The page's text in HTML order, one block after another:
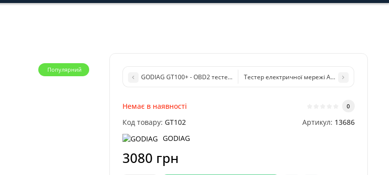
Популярний
GODIAG GT100+ - OBD2 тестер (обслуговування, діагностика та програмування
Тестер електричної мережі Autel Powerscan
Немає в наявності 0
Код товару: GT102 Артикул: 13686
GODIAG
3080 грн